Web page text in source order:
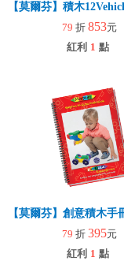
【莫爾芬】積木
79 折 853元
紅利 1 點
【莫爾芬】創意積木手
79 折 395元
紅利 1 點